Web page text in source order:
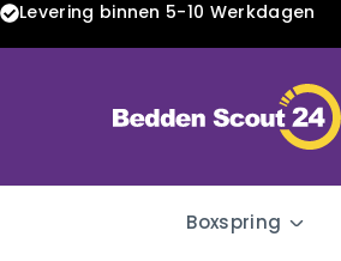
Levering binnen 5-10 Werkdagen
Boxspring